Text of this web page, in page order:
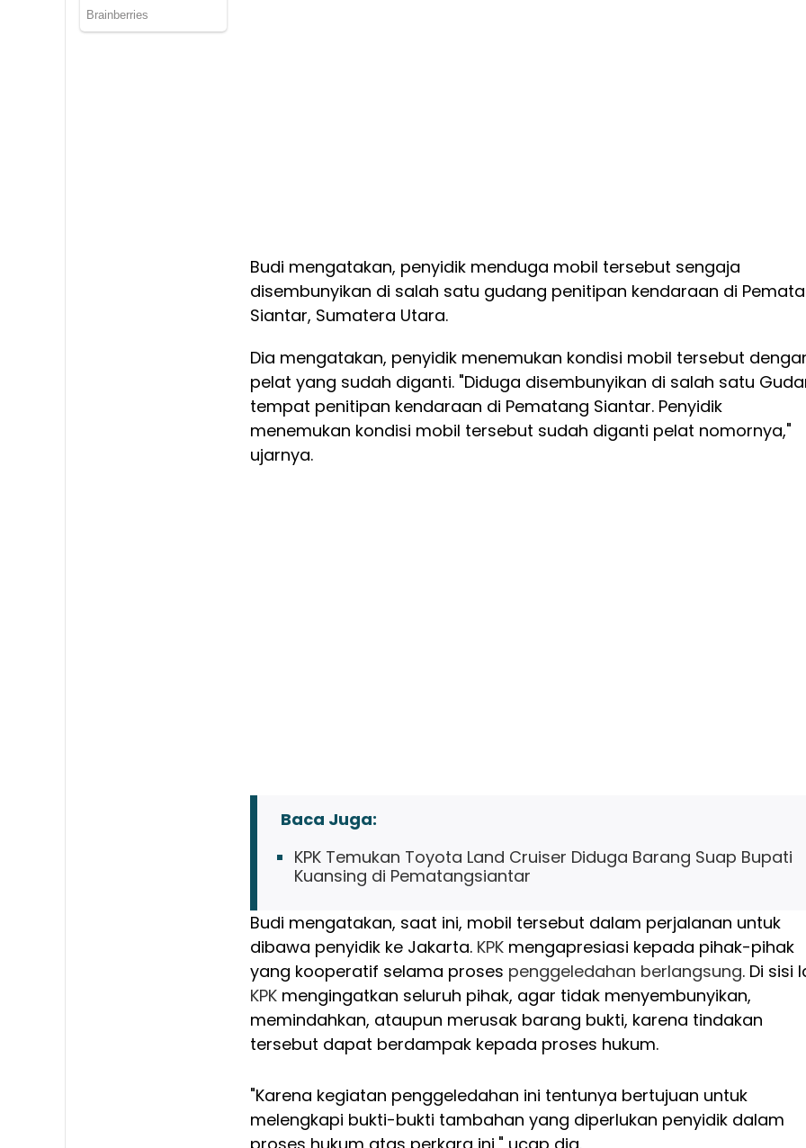
Budi mengatakan, penyidik menduga mobil tersebut sengaja
disembunyikan di salah satu gudang penitipan kendaraan di
Siantar, Sumatera Utara.
Dia mengatakan, penyidik menemukan kondisi mobil tersebut
pelat yang sudah diganti. "Diduga disembunyikan di salah satu
tempat penitipan kendaraan di Pematang Siantar. Penyidik
menemukan kondisi mobil tersebut sudah diganti pelat nomornya,"
ujarnya.
Baca Juga:
KPK Temukan Toyota Land Cruiser Diduga Barang Suap Bupati
Kuansing di Pematangsiantar
Budi mengatakan, saat ini, mobil tersebut dalam perjalanan untuk
dibawa penyidik ke Jakarta. KPK mengapresiasi kepada pihak-pihak
yang kooperatif selama proses penggeledahan berlangsung. Di sisi
KPK mengingatkan seluruh pihak, agar tidak menyembunyikan,
memindahkan, ataupun merusak barang bukti, karena tindakan
tersebut dapat berdampak kepada proses hukum.
"Karena kegiatan penggeledahan ini tentunya bertujuan untuk
melengkapi bukti-bukti tambahan yang diperlukan penyidik dalam
proses hukum atas perkara ini," ucap dia.